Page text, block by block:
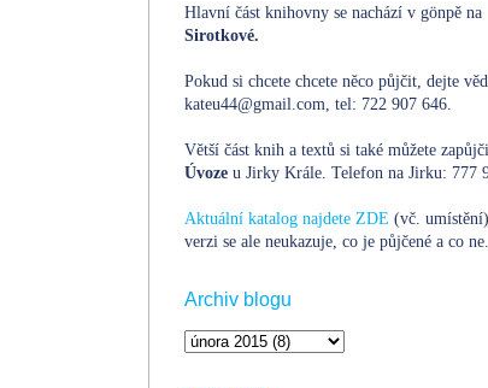
Hlavní část knihovny se nachází v gönpě na
Sirotkové.
Pokud si chcete chcete něco půjčit, dejte
kateu44@gmail.com, tel: 722 907 646.
Větší část knih a textů si také můžete
Úvoze u Jirky Krále. Telefon na Jirku: 777
Aktuální katalog najdete ZDE (vč.
verzi se ale neukazuje, co je půjčené a co ne.
Archiv blogu